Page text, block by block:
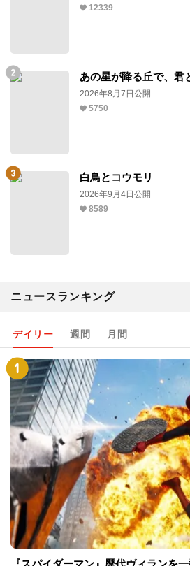
12339
あの星が降る丘で、君
2026年8月7日公開
5750
白鳥とコウモリ
2026年9月4日公開
8589
ニュースランキング
デイリー 週間 月間